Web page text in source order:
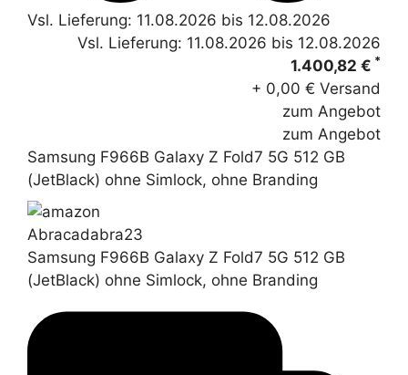
Vsl. Lieferung: 11.08.2026 bis 12.08.2026
Vsl. Lieferung: 11.08.2026 bis 12.08.2026
1.400,82 € *
+ 0,00 € Versand
zum Angebot
zum Angebot
Samsung F966B Galaxy Z Fold7 5G 512 GB
(JetBlack) ohne Simlock, ohne Branding
Abracadabra23
Samsung F966B Galaxy Z Fold7 5G 512 GB
(JetBlack) ohne Simlock, ohne Branding